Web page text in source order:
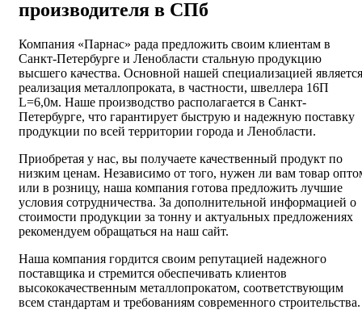
производителя в СПб
Компания «Парнас» рада предложить своим клиентам в
Санкт-Петербурге и Ленобласти стальную продукцию
высшего качества. Основной нашей специализацией является
реализация металлопроката, в частности, швеллера 16П
L=6,0м. Наше производство располагается в Санкт-
Петербурге, что гарантирует быструю и надежную поставку
продукции по всей территории города и Ленобласти.
Приобретая у нас, вы получаете качественный продукт по
низким ценам. Независимо от того, нужен ли вам товар
или в розницу, наша компания готова предложить лучшие
условия сотрудничества. За дополнительной информацией о
стоимости продукции за тонну и актуальных предложениях
рекомендуем обращаться на наш сайт.
Наша компания гордится своим репутацией надежного
поставщика и стремится обеспечивать клиентов
высококачественным металлопрокатом, соответствующим
всем стандартам и требованиям современного строительства.